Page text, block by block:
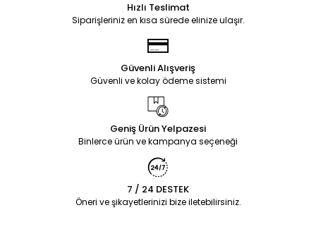
Hızlı Teslimat
Siparişleriniz en kısa sürede elinize ulaşır.
Güvenli Alışveriş
Güvenli ve kolay ödeme sistemi
Geniş Ürün Yelpazesi
Binlerce ürün ve kampanya seçeneği
7 / 24 DESTEK
Öneri ve şikayetlerinizi bize iletebilirsiniz.